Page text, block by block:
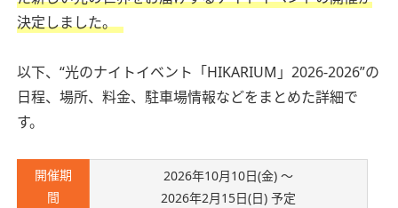
決定しました。
以下、“光のナイトイベント「HIKARIUM」2026-2026”の
日程、場所、料金、駐車場情報などをまとめた詳細で
す。
開催期
間
2026年10月10日(金) 〜
2026年2月15日(日) 予定